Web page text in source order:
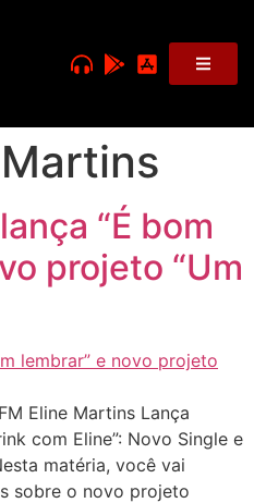
“É bom
projeto “Um
Eline Martins Lança
com Eline”: Novo Single e
matéria, você vai
sobre o novo projeto